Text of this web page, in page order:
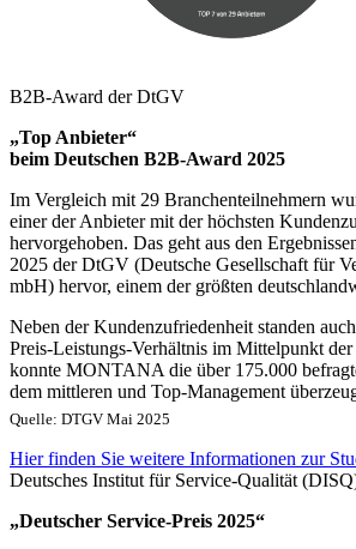
B2B-Award der DtGV
„Top Anbieter“
beim Deutschen B2B-Award 2025
Im Vergleich mit 29 Branchenteilnehmern
einer der Anbieter mit der höchsten
hervorgehoben. Das geht aus den
2025 der DtGV (Deutsche Gesellschaft für
mbH) hervor, einem der größten
Neben der Kundenzufriedenheit standen
Preis-Leistungs-Verhältnis im Mittelpunkt
konnte MONTANA die über 175.000
dem mittleren und Top-Management
Quelle: DTGV Mai 2025
Hier finden Sie weitere Informationen zur
Deutsches Institut für Service-Qualität
„Deutscher Service-Preis 2025“